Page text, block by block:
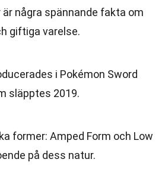
är några spännande fakta om
giftiga varelse.
i Pokémon Sword
släpptes 2019.
former: Amped Form och Low
på dess natur.